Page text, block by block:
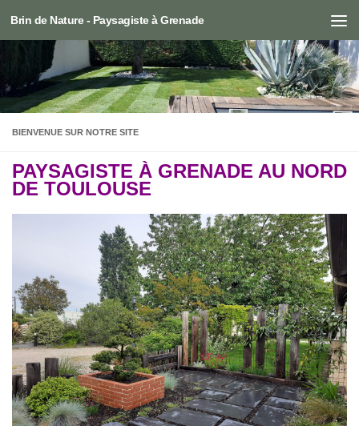
Skip to content
Brin de Nature - Paysagiste à Grenade
BIENVENUE SUR NOTRE SITE
PAYSAGISTE À GRENADE AU NORD
DE TOULOUSE